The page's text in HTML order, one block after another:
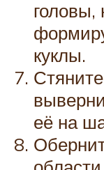
головы,
куклы.
её на